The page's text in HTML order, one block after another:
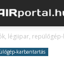
légiipar,
karbantartás